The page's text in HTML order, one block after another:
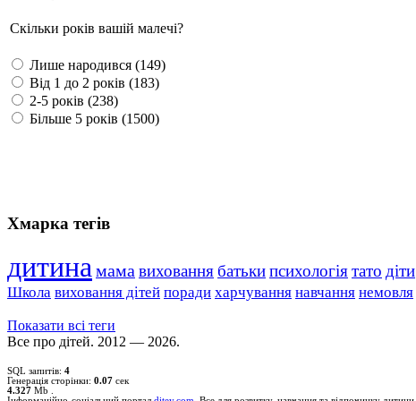
Скільки років вашій малечі?
Лише народився (149)
Від 1 до 2 років (183)
2-5 років (238)
Більше 5 років (1500)
Хмарка тегів
дитина мама вихованнябатькипсихологіятато діти
Школа виховання дітей поради харчування навчання немовля
Показати всі теги
Все про дітей. 2012 — 2026.
SQL запитів: 4
Генерація сторінки: 0.07 сек
4.327 Mb .